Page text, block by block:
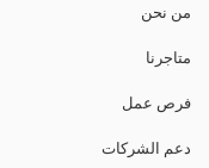
من نحن
متاجرنا
فرص عمل
دعم الشركات